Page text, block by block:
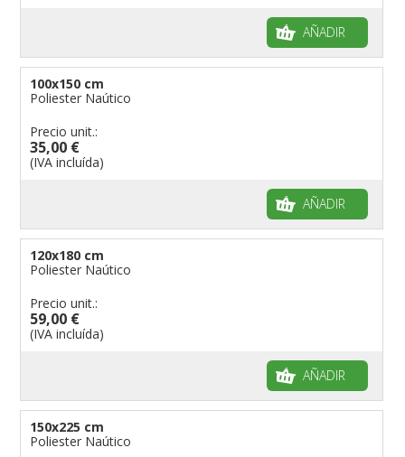
AÑADIR
100x150 cm
Poliester Naútico
Precio unit.:
35,00 €
(IVA incluída)
AÑADIR
120x180 cm
Poliester Naútico
Precio unit.:
59,00 €
(IVA incluída)
AÑADIR
150x225 cm
Poliester Naútico